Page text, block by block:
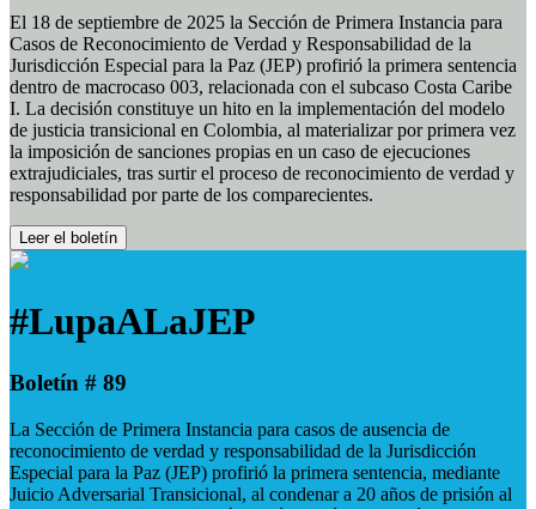
El 18 de septiembre de 2025 la Sección de Primera Instancia para
Casos de Reconocimiento de Verdad y Responsabilidad de la
Jurisdicción Especial para la Paz (JEP) profirió la primera sentencia
dentro de macrocaso 003, relacionada con el subcaso Costa Caribe
I. La decisión constituye un hito en la implementación del modelo
de justicia transicional en Colombia, al materializar por primera vez
la imposición de sanciones propias en un caso de ejecuciones
extrajudiciales, tras surtir el proceso de reconocimiento de verdad y
responsabilidad por parte de los comparecientes.
Leer el boletín
#LupaALaJEP
Boletín # 89
La Sección de Primera Instancia para casos de ausencia de
reconocimiento de verdad y responsabilidad de la Jurisdicción
Especial para la Paz (JEP) profirió la primera sentencia, mediante
Juicio Adversarial Transicional, al condenar a 20 años de prisión al